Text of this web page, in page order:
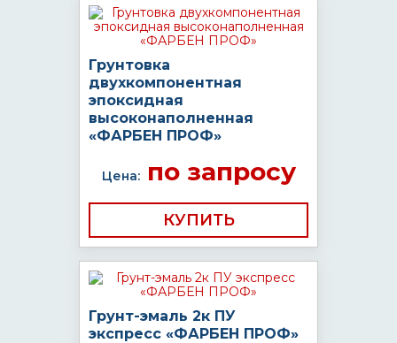
Грунтовка
двухкомпонентная
эпоксидная
высоконаполненная
«ФАРБЕН ПРОФ»
Цена:по запросу
КУПИТЬ
Грунт-эмаль 2к ПУ
экспресс «ФАРБЕН ПРОФ»